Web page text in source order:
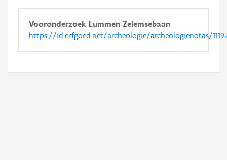
Vooronderzoek Lummen Zelemsebaan
https://id.erfgoed.net/archeologie/archeologienotas/